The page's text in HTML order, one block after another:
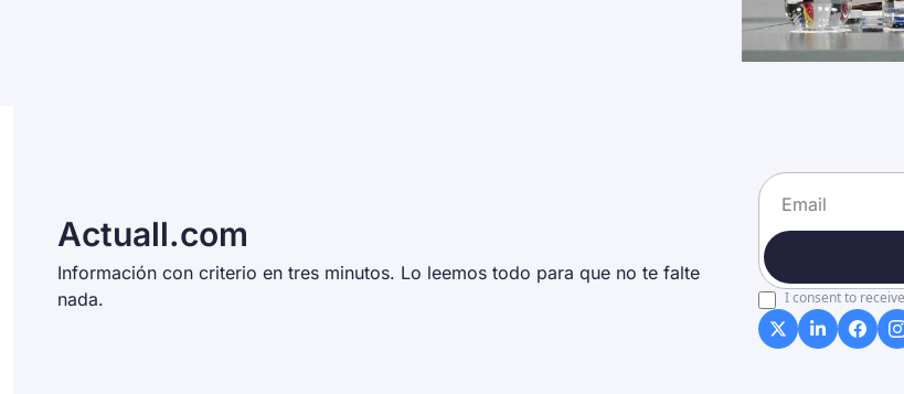
Actuall.com
Información con criterio en tres minutos. Lo leemos todo para que no te falte
nada.
I consent to